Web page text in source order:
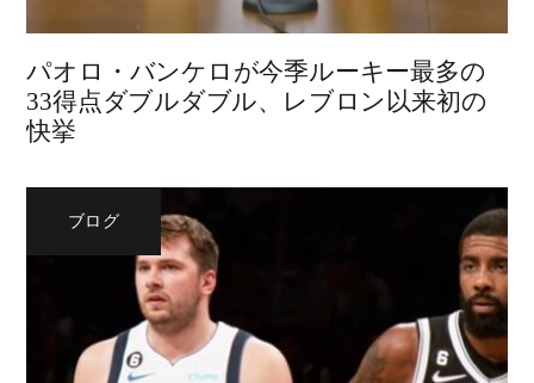
パオロ・バンケロが今季ルーキー最多の
33得点ダブルダブル、レブロン以来初の
快挙
ブログ